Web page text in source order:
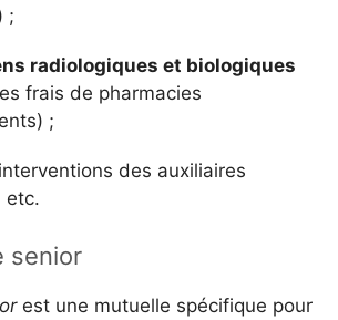
;
radiologiques et biologiques
frais de pharmacies
;
des auxiliaires
etc.
senior
est une mutuelle spécifique pour